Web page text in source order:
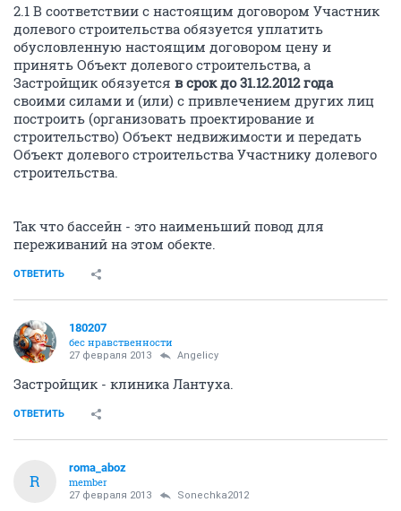
2.1 В соответствии с настоящим договором Участник
долевого строительства обязуется уплатить
обусловленную настоящим договором цену и
принять Объект долевого строительства, а
Застройщик обязуется в срок до 31.12.2012 года
своими силами и (или) с привлечением других лиц
построить (организовать проектирование и
строительство) Объект недвижимости и передать
Объект долевого строительства Участнику долевого
строительства.
Так что бассейн - это наименьший повод для
переживаний на этом обекте.
ОТВЕТИТЬ
180207
бес нравственности
27 февраля 2013 Angelicy
Застройщик - клиника Лантуха.
ОТВЕТИТЬ
R
roma_aboz
member
27 февраля 2013 Sonechka2012